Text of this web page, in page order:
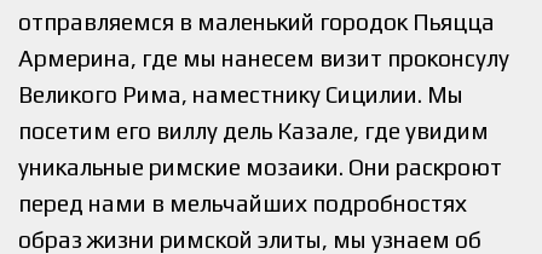
отправляемся в маленький городок Пьяцца
Армерина, где мы нанесем визит проконсулу
Великого Рима, наместнику Сицилии. Мы
посетим его виллу дель Казале, где увидим
уникальные римские мозаики. Они раскроют
перед нами в мельчайших подробностях
образ жизни римской элиты, мы узнаем об